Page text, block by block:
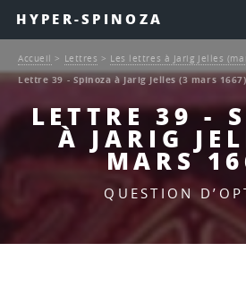
HYPER-SPINOZA
LETTRE 39 -
À JARIG
MARS
QUESTION
Accueil > Lettres > Les lettres à Jarig Jelles
Lettre 39 - Spinoza à Jarig Jelles (3 mars 1667)